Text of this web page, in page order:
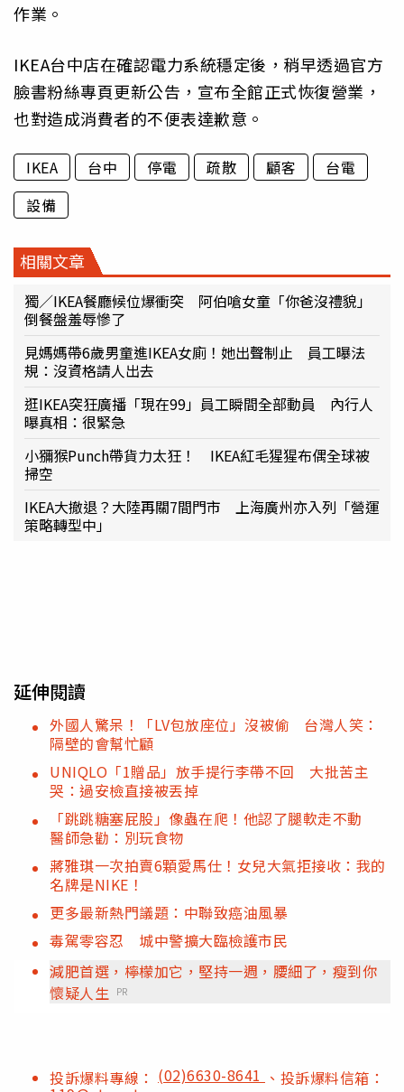
作業。
IKEA台中店在確認電力系統穩定後，稍早透過官方
臉書粉絲專頁更新公告，宣布全館正式恢復營業，
也對造成消費者的不便表達歉意。
IKEA 台中 停電 疏散 顧客
台電
設備
相關文章
獨／IKEA餐廳候位爆衝突 阿伯嗆女童「你爸沒禮貌」
倒餐盤羞辱慘了
見媽媽帶6歲男童進IKEA女廁！她出聲制止 員工曝法
規：沒資格請人出去
逛IKEA突狂廣播「現在99」員工瞬間全部動員 內行人
曝真相：很緊急
小獼猴Punch帶貨力太狂！ IKEA紅毛猩猩布偶全球被
掃空
IKEA大撤退？大陸再關7間門市 上海廣州亦入列「營運
策略轉型中」
延伸閱讀
外國人驚呆！「LV包放座位」沒被偷 台灣人笑：
隔壁的會幫忙顧
UNIQLO「1贈品」放手提行李帶不回 大批苦主
哭：過安檢直接被丟掉
「跳跳糖塞屁股」像蟲在爬！他認了腿軟走不動
醫師急勸：別玩食物
蔣雅琪一次拍賣6顆愛馬仕！女兒大氣拒接收：我的
名牌是NIKE！
更多最新熱門議題：中聯致癌油風暴
毒駕零容忍 城中警擴大臨檢護市民
減肥首選，檸檬加它，堅持一週，腰細了，瘦到你
懷疑人生
PR
投訴爆料專線： (02)6630-8641 、投訴爆料信箱：